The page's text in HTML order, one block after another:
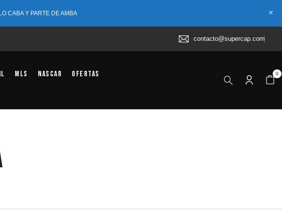
CABA Y PARTE DE AMBA
contacto@supercap.com
MLS NASCAR
Ofertas
0